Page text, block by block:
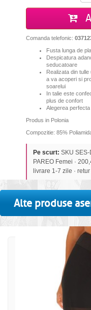
Comanda telefonic:
Fusta lunga de
Despicatura
seducatoare
Realizata din
a va acoperi si
soarelui
In talie este
plus de confort
Alegerea
Produs in Polonia
Compozitie: 85%
Pe scurt: SKU SES-
PAREO Femei ·
livrare 1-7 zile ·
Alte produse